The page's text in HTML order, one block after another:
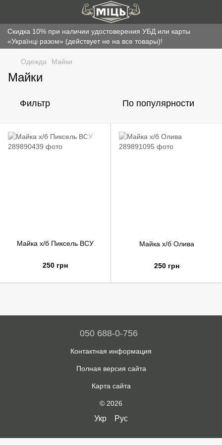
Скидка 10% при наличии удостоверения УБД или карты
«Українці разом» (действует не на все товары)!
Одежда Майки
Майки
Фильтр По популярности
Майка х/б Пиксель ВСУ
250 грн
Майка х/б Олива
250 грн
050 688-0-756
Контактная информация
Полная версия сайта
Карта сайта
© 2026
Укр Рус